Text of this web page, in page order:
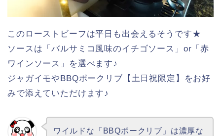
このローストビーフは平日も出会えるそうです★
ソースは「バルサミコ風味のイチゴソース」or「赤
ワインソース」を選べます♪
ジャガイモやBBQポークリブ【土日祝限定】をお好
みで添えていただけます♪
ワイルドな「BBQポークリブ」は濃厚な